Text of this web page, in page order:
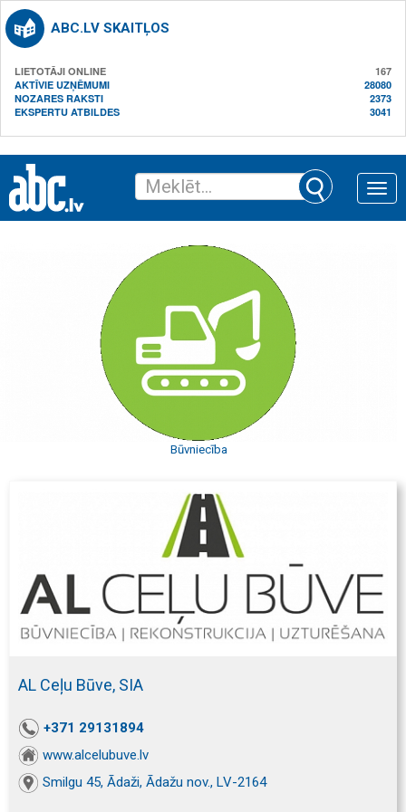
ABC.LV SKAITĻOS
LIETOTĀJI ONLINE
167
AKTĪVIE UZŅĒMUMI
28080
NOZARES RAKSTI
2373
EKSPERTU ATBILDES
3041
Toggle
Būvniecība
AL Ceļu Būve, SIA
+371 29131894
www.alcelubuve.lv
Smilgu 45, Ādaži, Ādažu nov., LV-2164